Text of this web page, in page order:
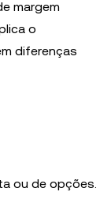
margem
o
diferenças
ou de opções.